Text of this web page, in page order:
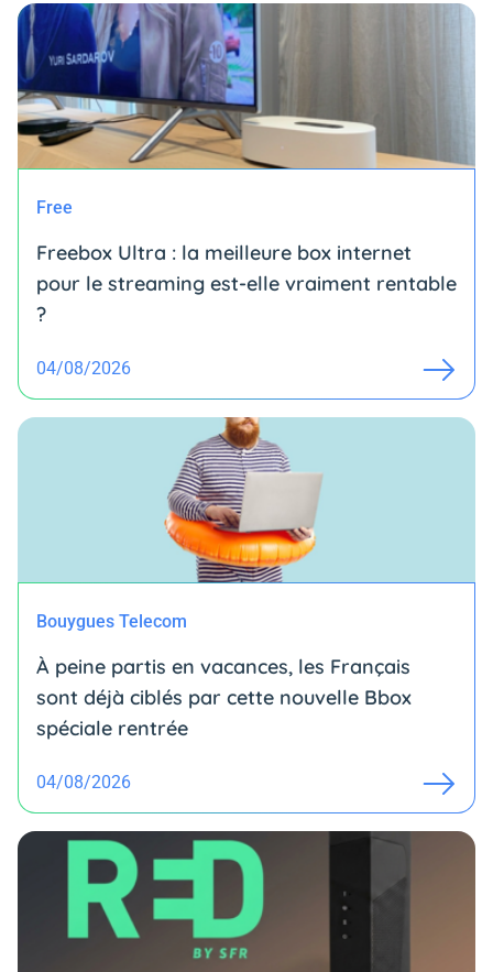
Free
Freebox Ultra : la meilleure box internet
pour le streaming est-elle vraiment rentable
?
04/08/2026
Bouygues Telecom
À peine partis en vacances, les Français
sont déjà ciblés par cette nouvelle Bbox
spéciale rentrée
04/08/2026